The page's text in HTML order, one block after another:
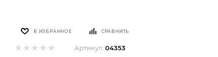
В ИЗБРАННОЕ СРАВНИТЬ
Артикул: 04353